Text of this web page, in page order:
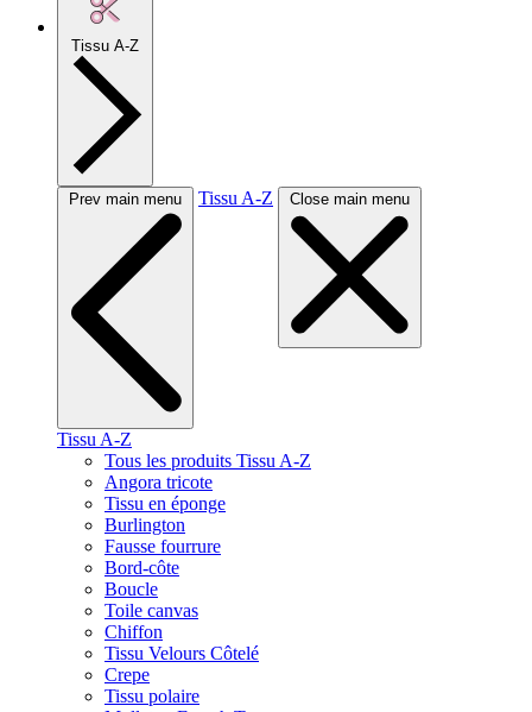
Tissu A-Z
Prev main menu Tissu A-Z Close main menu
Tissu A-Z
Tous les produits Tissu A-Z
Angora tricote
Tissu en éponge
Burlington
Fausse fourrure
Bord-côte
Boucle
Toile canvas
Chiffon
Tissu Velours Côtelé
Crepe
Tissu polaire